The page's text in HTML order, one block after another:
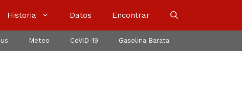
Historia Datos Encontrar
Meteo CoViD-19 Gasolina Barata